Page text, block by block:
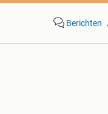
Berichten